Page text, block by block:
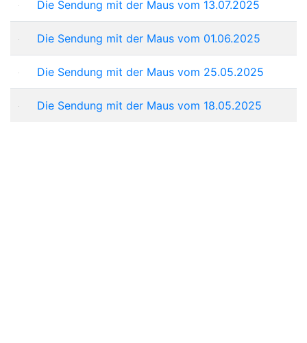
Die Sendung mit der Maus vom 13.07.2025
Die Sendung mit der Maus vom 01.06.2025
Die Sendung mit der Maus vom 25.05.2025
Die Sendung mit der Maus vom 18.05.2025